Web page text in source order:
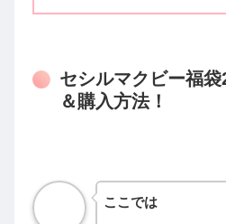
セシルマクビー福
＆購入方法！
ここでは